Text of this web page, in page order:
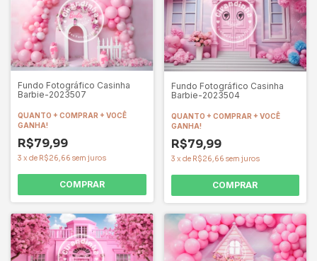
Fundo Fotográfico Casinha
Barbie-2023507
QUANTO + COMPRAR + VOCÊ
GANHA!
R$79,99
3 x de R$26,66 sem juros
COMPRAR
Fundo Fotográfico Casinha
Barbie-2023504
QUANTO + COMPRAR + VOCÊ
GANHA!
R$79,99
3 x de R$26,66 sem juros
COMPRAR